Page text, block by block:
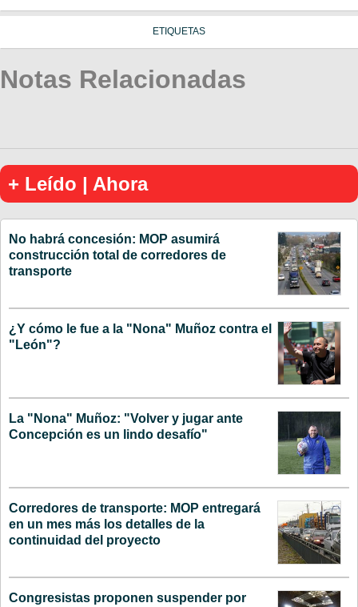
ETIQUETAS
Notas Relacionadas
+ Leído | Ahora
No habrá concesión: MOP asumirá
construcción total de corredores de
transporte
¿Y cómo le fue a la "Nona" Muñoz contra el
"León"?
La "Nona" Muñoz: "Volver y jugar ante
Concepción es un lindo desafío"
Corredores de transporte: MOP entregará
en un mes más los detalles de la
continuidad del proyecto
Congresistas proponen suspender por